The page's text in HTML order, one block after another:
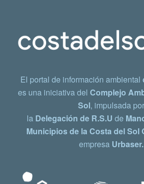
El portal de información ambiental
es una iniciativa delComplejo
Sol, impulsada por
la Delegación de R.S.U de
Municipios de la Costa del Sol
empresa Urbaser.